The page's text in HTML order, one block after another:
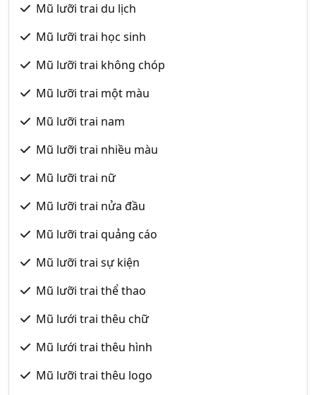
Mũ lưỡi trai du lịch
Mũ lưỡi trai học sinh
Mũ lưỡi trai không chóp
Mũ lưỡi trai một màu
Mũ lưỡi trai nam
Mũ lưỡi trai nhiều màu
Mũ lưỡi trai nữ
Mũ lưỡi trai nửa đầu
Mũ lưỡi trai quảng cáo
Mũ lưỡi trai sự kiện
Mũ lưỡi trai thể thao
Mũ lưới trai thêu chữ
Mũ lưới trai thêu hình
Mũ lưỡi trai thêu logo